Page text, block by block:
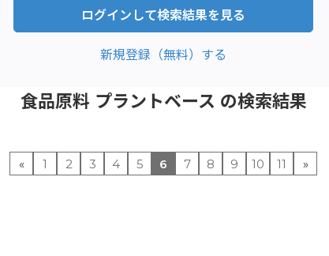
ログインして検索結果を見る
新規登録（無料）する
食品原料 プラントベース の検索結果
« 1 2 3 4 5 6 7 8 9 10 11 »